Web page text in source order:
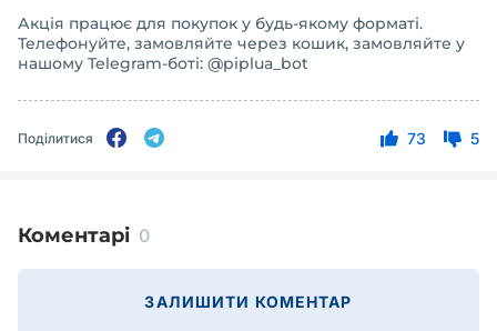
Акція працює для покупок у будь-якому форматі.
Телефонуйте, замовляйте через кошик, замовляйте у
нашому Telegram-боті: @piplua_bot
Поділитися 73 5
Коментарі 0
ЗАЛИШИТИ КОМЕНТАР